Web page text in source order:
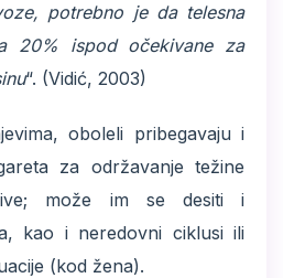
potrebno je da telesna
20% ispod očekivane za
“. (Vidić, 2003)
oboleli pribegavaju i
za održavanje težine
može im se desiti i
kao i neredovni ciklusi ili
(kod žena).